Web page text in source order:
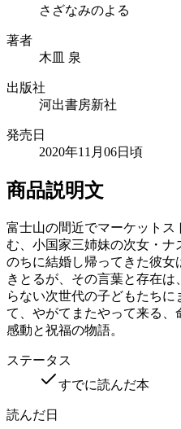
さざなみのよる
著者
木皿 泉
出版社
河出書房新社
発売日
2020年11月06日頃
商品説明文
富士山の間近でマーケット
む、小国家三姉妹の次女・ナ
のちに結婚し帰ってきた彼
きとるが、その言葉と存在
らない次世代の子どもたち
て、やがてまたやって来る、
感動と祝福の物語。
ステータス
すでに読んだ本
読んだ日